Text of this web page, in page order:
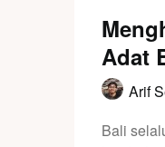
Adat
Arif
Bali